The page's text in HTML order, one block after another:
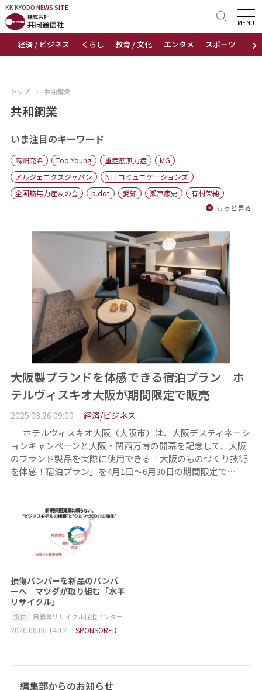
KK KYODO NEWS SITE
›
経済 / ビジネス くらし 教育 / 文化 エンタメ スポーツ 地域
MENU
KK KYODONEWS SITE
トップページ
ニュース
おすすめコンテンツ
出版物
会社概要
トップ › 共和鋼業
共和鋼業
いま注目のキーワード
高畑充希 Too Young 重症筋無力症
MG
アルジェニクスジャパン
NTTコミュニケーションズ
全国筋無力症友の会
b.dot 愛知 瀬戸康史
有村架純
もっと見る
大阪製ブランドを体感できる宿泊プラン ホ
テルヴィスキオ大阪が期間限定で販売
2025.03.26 09:00 経済/ビジネス
ホテルヴィスキオ大阪（大阪市）は、大阪デスティネーシ
ョンキャンペーンと大阪・関西万博の開幕を記念して、大阪
のブランド製品を実際に使用できる「大阪のものづくり技術
を体感！宿泊プラン」を4月1日～6月30日の期間限定で…
損傷バンパーを新品のバンパ
ーへ マツダが取り組む「水平
リサイクル」
提供 自動車リサイクル促進センター
2026.08.06 14:12 SPONSORED
編集部からのお知らせ